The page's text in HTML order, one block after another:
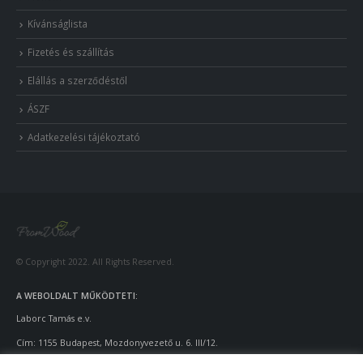
Kívánságlista
Fizetés és szállítás
Elállás a szerződéstől
ÁSZF
Adatkezelési tájékoztató
© Copyright 2022. All Rights Reserved.
A WEBOLDALT MŰKÖDTETI:
Laborc Tamás e.v.
Cím: 1155 Budapest, Mozdonyvezető u. 6. III/12.